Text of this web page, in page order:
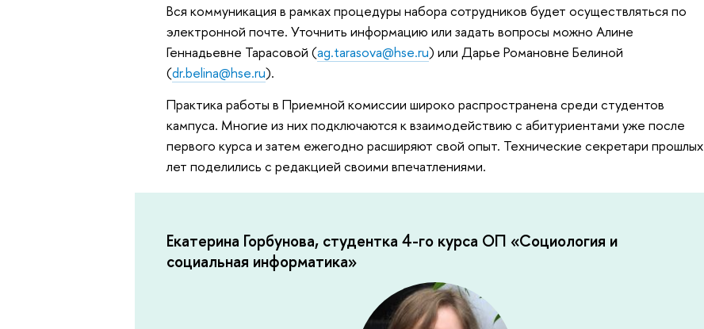
Вся коммуникация в рамках процедуры набора сотрудников будет осуществляться по
электронной почте. Уточнить информацию или задать вопросы можно Алине
Геннадьевне Тарасовой (ag.tarasova@hse.ru) или Дарье Романовне Белиной
(dr.belina@hse.ru).
Практика работы в Приемной комиссии широко распространена среди студентов
кампуса. Многие из них подключаются к взаимодействию с абитуриентами уже после
первого курса и затем ежегодно расширяют свой опыт. Технические секретари прошлых
лет поделились с редакцией своими впечатлениями.
Екатерина Горбунова, студентка 4-го курса ОП «Социология и
социальная информатика»